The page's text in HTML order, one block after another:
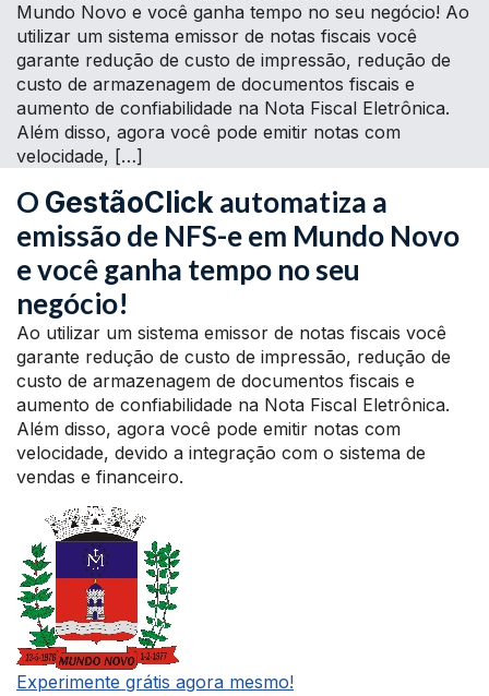
Mundo Novo e você ganha tempo no seu negócio! Ao
utilizar um sistema emissor de notas fiscais você
garante redução de custo de impressão, redução de
custo de armazenagem de documentos fiscais e
aumento de confiabilidade na Nota Fiscal Eletrônica.
Além disso, agora você pode emitir notas com
velocidade, […]
O GestãoClick automatiza a
emissão de NFS-e em Mundo Novo
e você ganha tempo no seu
negócio!
Ao utilizar um sistema emissor de notas fiscais você
garante redução de custo de impressão, redução de
custo de armazenagem de documentos fiscais e
aumento de confiabilidade na Nota Fiscal Eletrônica.
Além disso, agora você pode emitir notas com
velocidade, devido a integração com o sistema de
vendas e financeiro.
Experimente grátis agora mesmo!